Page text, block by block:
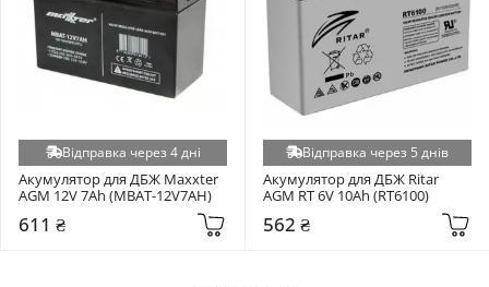
Відправка через 4 дні
Акумулятор для ДБЖ Maxxter
AGM 12V 7Ah (MBAT-12V7AH)
611 ₴
Відправка через 5 днів
Акумулятор для ДБЖ Ritar
AGM RT 6V 10Ah (RT6100)
562 ₴